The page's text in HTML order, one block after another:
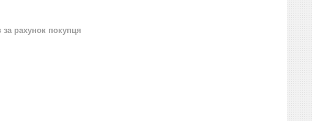
за рахунок покупця